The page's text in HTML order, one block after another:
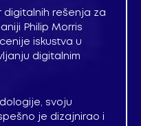
digitalnih rešenja za
Philip Morris
iskustva u
digitalnim
svoju
je dizajnirao i